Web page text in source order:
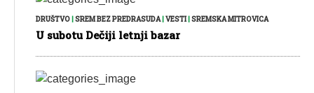
DRUŠTVO|SREM BEZ PREDRASUDA|VESTI|SREMSKA MITROVICA
U subotu Dečiji letnji bazar